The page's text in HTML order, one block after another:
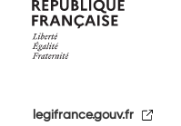
legifrance.gouv.fr